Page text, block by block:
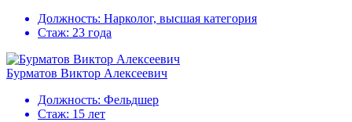
Должность: Нарколог, высшая категория
Стаж: 23 года
Бурматов Виктор Алексеевич
Должность: Фельдшер
Стаж: 15 лет